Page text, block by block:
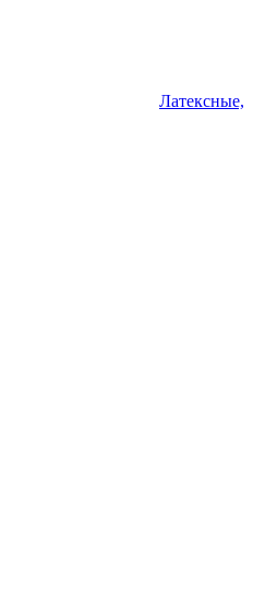
Латексные,